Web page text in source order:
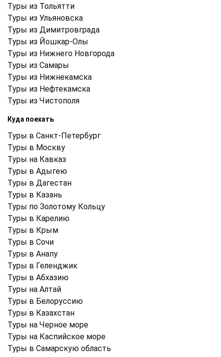
Туры из Тольятти
Туры из Ульяновска
Туры из Димитровграда
Туры из Йошкар-Олы
Туры из Нижнего Новгорода
Туры из Самары
Туры из Нижнекамска
Туры из Нефтекамска
Туры из Чистополя
Куда поехать
Туры в Санкт-Петербург
Туры в Москву
Туры на Кавказ
Туры в Адыгею
Туры в Дагестан
Туры в Казань
Туры по Золотому Кольцу
Туры в Карелию
Туры в Крым
Туры в Cочи
Туры в Анапу
Туры в Геленджик
Туры в Абхазию
Туры на Алтай
Туры в Белоруссию
Туры в Казахстан
Туры на Черное море
Туры на Каспийское море
Туры в Самарскую область